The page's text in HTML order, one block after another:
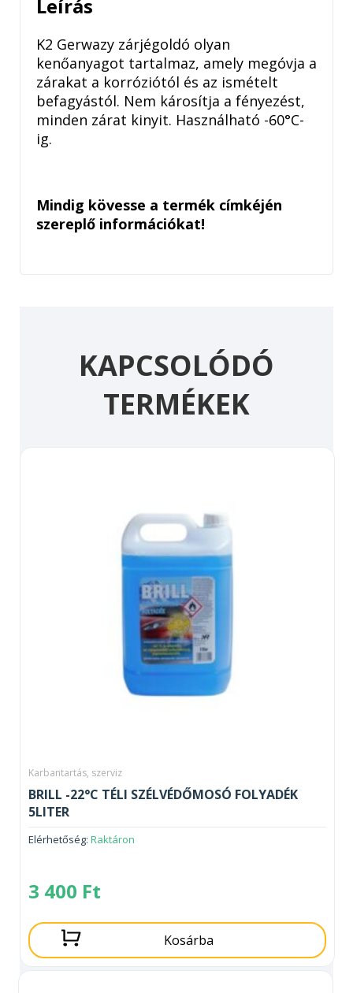
Leírás
K2 Gerwazy zárjégoldó olyan
kenőanyagot tartalmaz, amely megóvja a
zárakat a korróziótól és az ismételt
befagyástól. Nem károsítja a fényezést,
minden zárat kinyit. Használható -60°C-
ig.
Mindig kövesse a termék címkéjén
szereplő információkat!
KAPCSOLÓDÓ
TERMÉKEK
Karbantartás, szerviz
BRILL -22°C TÉLI SZÉLVÉDŐMOSÓ FOLYADÉK
5LITER
Elérhetőség: Raktáron
3 400 Ft
Kosárba